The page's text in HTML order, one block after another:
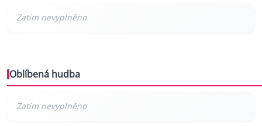
Oblíbená hudba